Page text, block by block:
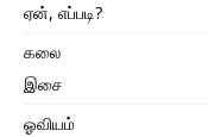
ஏன், எப்படி?
கலை
இசை
ஓவியம்